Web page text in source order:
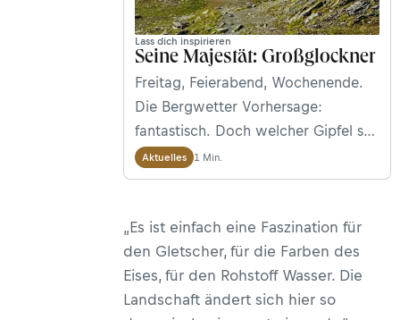
Lass dich inspirieren
Seine Majestät: Großglockner
Freitag, Feierabend, Wochenende.
Die Bergwetter Vorhersage:
fantastisch. Doch welcher Gipfel soll
es werden? Warum nicht gleich auf
den höchsten: Der Großglockner hat
inklusive – eine magische
Anziehungskraft. Also los geht’s:
Zum 3.789 Meter hohen
„Tauernkönig!“
Aktuelles 1 Min.
„Es ist einfach eine Faszination für
den Gletscher, für die Farben des
Eises, für den Rohstoff Wasser. Die
Landschaft ändert sich hier so